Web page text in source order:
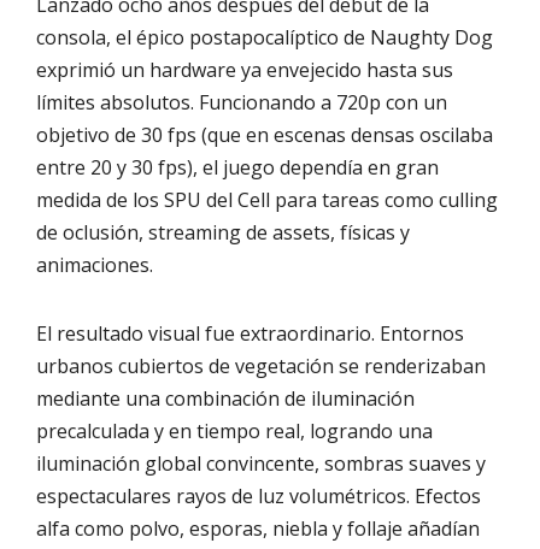
consola, el épico postapocalíptico de Naughty Dog
exprimió un hardware ya envejecido hasta sus
límites absolutos. Funcionando a 720p con un
objetivo de 30 fps (que en escenas densas oscilaba
entre 20 y 30 fps), el juego dependía en gran
medida de los SPU del Cell para tareas como culling
de oclusión, streaming de assets, físicas y
animaciones.
El resultado visual fue extraordinario. Entornos
urbanos cubiertos de vegetación se renderizaban
mediante una combinación de iluminación
precalculada y en tiempo real, logrando una
iluminación global convincente, sombras suaves y
espectaculares rayos de luz volumétricos. Efectos
alfa como polvo, esporas, niebla y follaje añadían